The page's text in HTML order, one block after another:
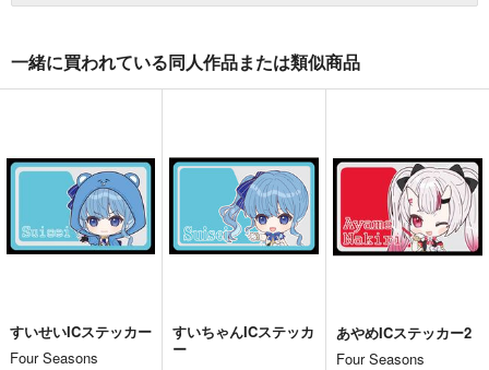
一緒に買われている同人作品または類似商品
すいせいICステッカー
Four Seasons
すいちゃんICステッカ
ー
あやめICステッカー2
Four Seasons